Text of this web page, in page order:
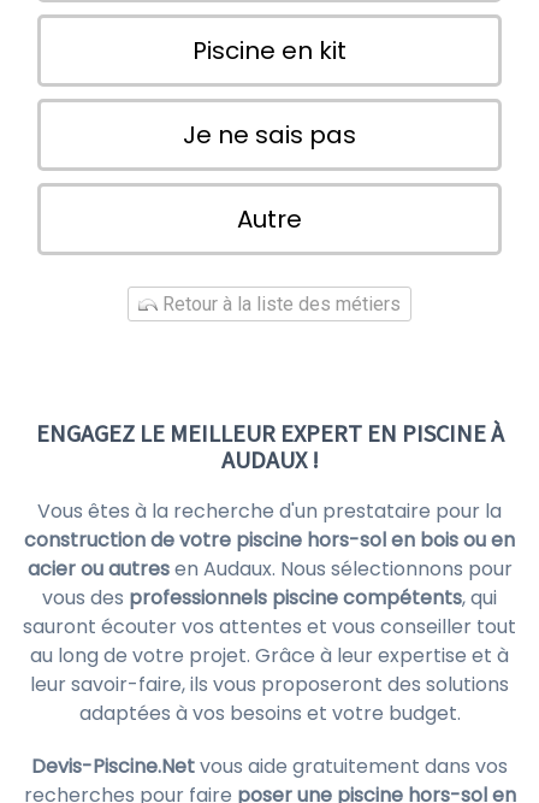
Piscine en kit
Je ne sais pas
Autre
Retour à la liste des métiers
ENGAGEZ LE MEILLEUR EXPERT EN PISCINE À
AUDAUX !
Vous êtes à la recherche d'un prestataire pour la
construction de votre piscine hors-sol en bois ou en
acier ou autresen Audaux. Nous sélectionnons pour
vous des professionnels piscine compétents, qui
sauront écouter vos attentes et vous conseiller tout
au long de votre projet. Grâce à leur expertise et à
leur savoir-faire, ils vous proposeront des solutions
adaptées à vos besoins et votre budget.
Devis-Piscine.Netvous aide gratuitement dans vos
recherches pour faire poser une piscine hors-sol en